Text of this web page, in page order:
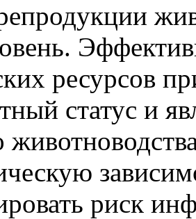
ресурсов
статус и
риск